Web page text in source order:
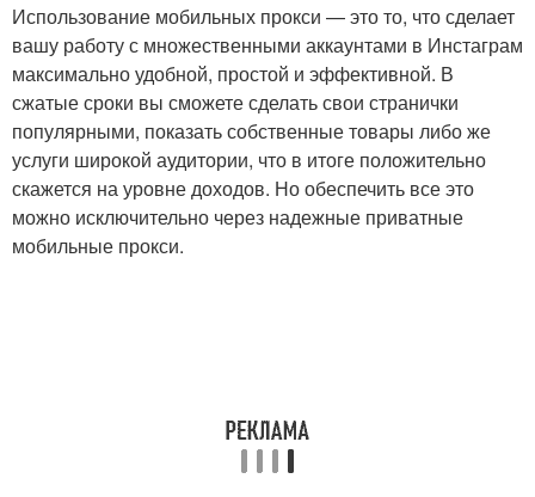
Использование мобильных прокси — это то, что сделает
вашу работу с множественными аккаунтами в Инстаграм
максимально удобной, простой и эффективной. В
сжатые сроки вы сможете сделать свои странички
популярными, показать собственные товары либо же
услуги широкой аудитории, что в итоге положительно
скажется на уровне доходов. Но обеспечить все это
можно исключительно через надежные приватные
мобильные прокси.